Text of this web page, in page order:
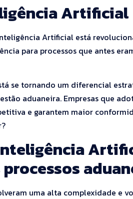
Artificial
Artificial está
para processos que antes
se tornando um diferencial
aduaneira. Empresas que
e garantem maior
uma alta complexidade e